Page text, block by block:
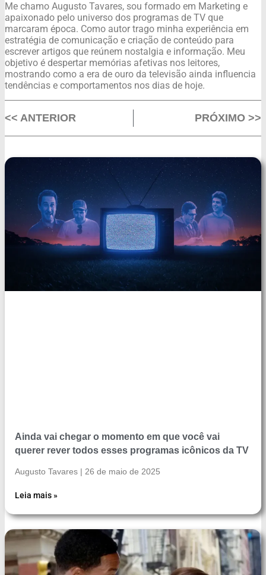
Me chamo Augusto Tavares, sou formado em Marketing e
apaixonado pelo universo dos programas de TV que
marcaram época. Como autor trago minha experiência em
estratégia de comunicação e criação de conteúdo para
escrever artigos que reúnem nostalgia e informação. Meu
objetivo é despertar memórias afetivas nos leitores,
mostrando como a era de ouro da televisão ainda influencia
tendências e comportamentos nos dias de hoje.
<< ANTERIOR PRÓXIMO >>
Ainda vai chegar o momento em que você vai
querer rever todos esses programas icônicos da TV
Augusto Tavares 26 de maio de 2025
Leia mais »